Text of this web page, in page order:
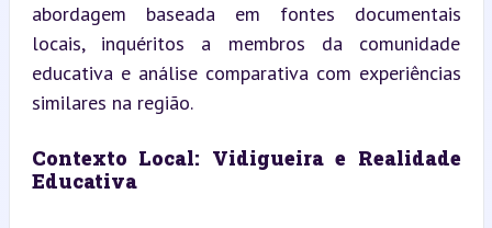
abordagem baseada em fontes documentais
locais, inquéritos a membros da comunidade
educativa e análise comparativa com experiências
similares na região.
Contexto Local: Vidigueira e Realidade
Educativa